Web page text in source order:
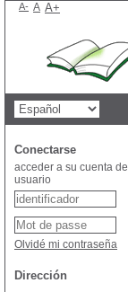
A- A A+
Conectarse
acceder a su cuenta de
usuario
Olvidé mi contraseña
Dirección